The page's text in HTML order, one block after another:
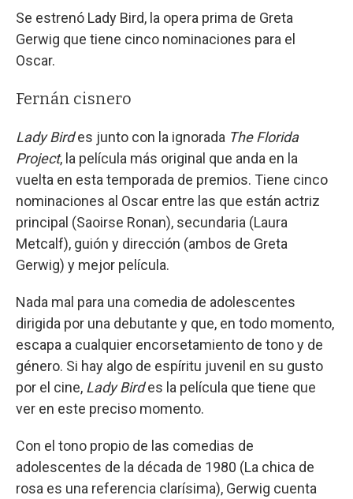
Se estrenó Lady Bird, la opera prima de Greta
Gerwig que tiene cinco nominaciones para el
Oscar.
Fernán cisnero
Lady Birdes junto con la ignorada The Florida
Project, la película más original que anda en la
vuelta en esta temporada de premios. Tiene cinco
nominaciones al Oscar entre las que están actriz
principal (Saoirse Ronan), secundaria (Laura
Metcalf), guión y dirección (ambos de Greta
Gerwig) y mejor película.
Nada mal para una comedia de adolescentes
dirigida por una debutante y que, en todo momento,
escapa a cualquier encorsetamiento de tono y de
género. Si hay algo de espíritu juvenil en su gusto
por el cine, Lady Birdes la película que tiene que
ver en este preciso momento.
Con el tono propio de las comedias de
adolescentes de la década de 1980 (La chica de
rosa es una referencia clarísima), Gerwig cuenta